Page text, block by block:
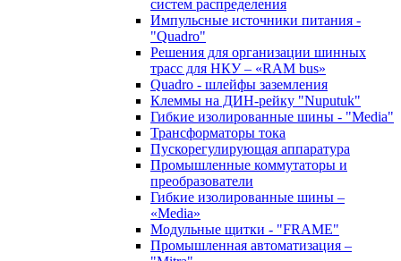
систем распределения
Импульсные источники питания -
"Quadro"
Решения для организации шинных
трасс для НКУ – «RAM bus»
Quadro - шлейфы заземления
Клеммы на ДИН-рейку "Nuputuk"
Гибкие изолированные шины - "Media"
Трансформаторы тока
Пускорегулирующая аппаратура
Промышленные коммутаторы и
преобразователи
Гибкие изолированные шины –
«Media»
Модульные щитки - "FRAME"
Промышленная автоматизация –